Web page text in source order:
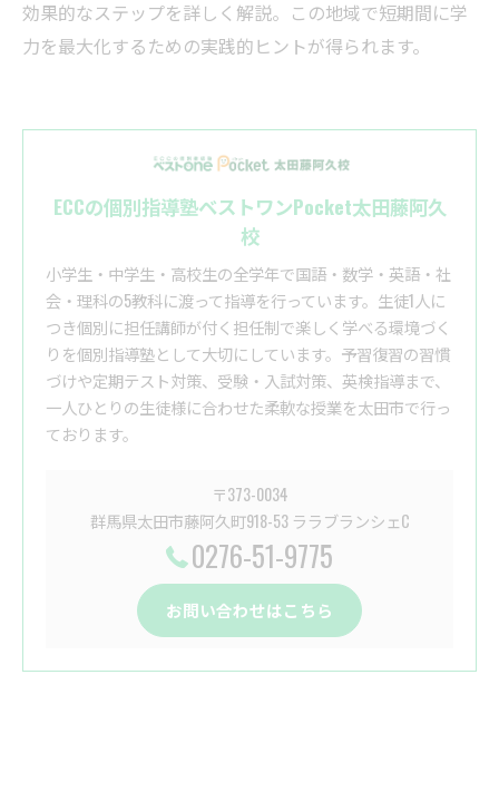
効果的なステップを詳しく解説。この地域で短期間に学
力を最大化するための実践的ヒントが得られます。
ECCの個別指導塾ベストワンPocket太田藤阿久
校
小学生・中学生・高校生の全学年で国語・数学・英語・社
会・理科の5教科に渡って指導を行っています。生徒1人に
つき個別に担任講師が付く担任制で楽しく学べる環境づく
りを個別指導塾として大切にしています。予習復習の習慣
づけや定期テスト対策、受験・入試対策、英検指導まで、
一人ひとりの生徒様に合わせた柔軟な授業を太田市で行っ
ております。
〒373-0034
群馬県太田市藤阿久町918-53 ララブランシェC
0276-51-9775
お問い合わせはこちら